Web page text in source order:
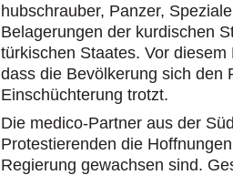
hubschrauber, Panzer,
Belagerungen der kurdischen
türkischen Staates. Vor
dass die Bevölkerung sich den
Einschüchterung trotzt.
Die medico-Partner aus der
Protestierenden die
Regierung gewachsen sind.